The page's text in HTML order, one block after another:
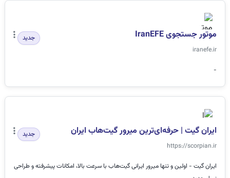
موتور جستجوی IranEFE
iranefe.ir
جدید
-
ایران گیت | حرفه‌ای‌ترین میرور گیت‌هاب ایران
https://scorpian.ir
جدید
ایران گیت - اولین و تنها میرور ایرانی گیت‌هاب با سرعت بالا، امکانات پیشرفته و طراحی